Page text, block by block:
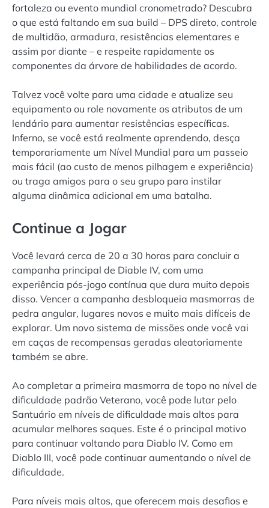
fortaleza ou evento mundial cronometrado? Descubra
o que está faltando em sua build – DPS direto, controle
de multidão, armadura, resistências elementares e
assim por diante – e respeite rapidamente os
componentes da árvore de habilidades de acordo.
Talvez você volte para uma cidade e atualize seu
equipamento ou role novamente os atributos de um
lendário para aumentar resistências específicas.
Inferno, se você está realmente aprendendo, desça
temporariamente um Nível Mundial para um passeio
mais fácil (ao custo de menos pilhagem e experiência)
ou traga amigos para o seu grupo para instilar
alguma dinâmica adicional em uma batalha.
Continue a Jogar
Você levará cerca de 20 a 30 horas para concluir a
campanha principal de Diable IV, com uma
experiência pós-jogo contínua que dura muito depois
disso. Vencer a campanha desbloqueia masmorras de
pedra angular, lugares novos e muito mais difíceis de
explorar. Um novo sistema de missões onde você vai
em caças de recompensas geradas aleatoriamente
também se abre.
Ao completar a primeira masmorra de topo no nível de
dificuldade padrão Veterano, você pode lutar pelo
Santuário em níveis de dificuldade mais altos para
acumular melhores saques. Este é o principal motivo
para continuar voltando para Diablo IV. Como em
Diablo III, você pode continuar aumentando o nível de
dificuldade.
Para níveis mais altos, que oferecem mais desafios e